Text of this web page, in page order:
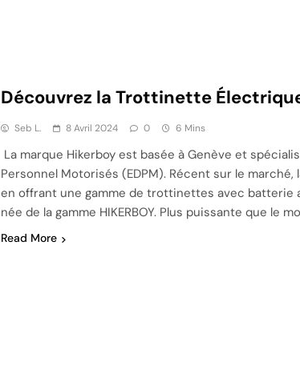
Découvrez la Trottinette
Seb L. 8 Avril 2024 0 6 Mins
La marque Hikerboy est basée à Genève et
Personnel Motorisés (EDPM). Récent sur le
en offrant une gamme de trottinettes avec batterie
née de la gamme HIKERBOY. Plus puissante que le
Read More